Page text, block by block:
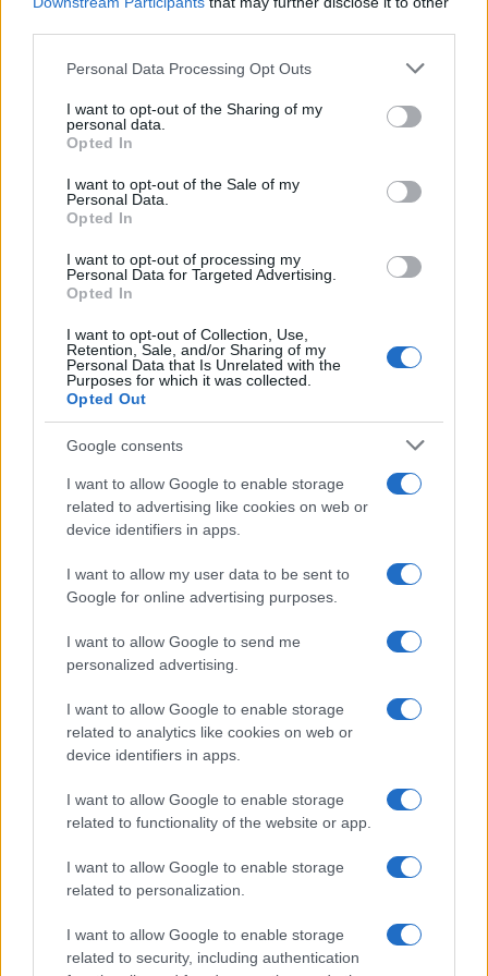
Please note that this website/app uses one or more Google
not limited to your visit or usage behaviour. You may click to
grant or deny consent to Google and its third-party tags to
use your data for below specified purposes in below Google
consent section.
Personal Data Processing Opt Outs
I want to opt-out of the Sharing of my
personal data.
Opted In
I want to opt-out of the Sale of my
Personal Data.
Opted In
I want to opt-out of processing my
Personal Data for Targeted Advertising.
Opted In
I want to opt-out of Collection, Use,
Retention, Sale, and/or Sharing of my
Personal Data that Is Unrelated with the
Purposes for which it was collected.
Opted Out
Google consents
I want to allow Google to enable storage
related to advertising like cookies on web or
device identifiers in apps.
I want to allow my user data to be sent to
Google for online advertising purposes.
I want to allow Google to send me
personalized advertising.
I want to allow Google to enable storage
related to analytics like cookies on web or
device identifiers in apps.
I want to allow Google to enable storage
related to functionality of the website or app.
I want to allow Google to enable storage
related to personalization.
I want to allow Google to enable storage
related to security, including authentication
pazienti: in questo periodo di pandemia chi si
occupa di intelligenza artificiale ha cercato di
mettere le sue competenze a sostegno della lotta
al Coronavirus. Ci ha provato anche Indago.ai,
sviluppandoRecord,unmotore di ricerca a
disposizione degli scienziati
districarsi tra le migliaia di articoli specialistici che
quotidianamente vengono pubblicati sul tema.
Infatti, il Covid-19 è un virus nuovo, il mondo intero
lo sta studiando e ogni giorno si fanno grandi e
piccole scoperte che avvicinano sempre più alla
creazione di un vaccino. Per questo gli studiosi
hanno bisogno di restare al passo con le ultime
novità, senza però sottrarre tempo prezioso alla
ricerca attiva. Record diventa uno strumento
Funziona in due fasi: la prima passa attraverso la
selezione dei documenti che con ogni probabilità
contengono la risposta alla domanda del
ricercatore; successivamente attraverso un
modello di “question answering”viene fornita una
risposta per ciascuno dei documenti selezionati,
insieme ad ulteriori informazioni come il titolo, gli
autori, la bibliografia e il giornale di pubblicazione
con relativo impatto scientifico, per aiutare gli
utenti a valutare la rilevanza del documento e